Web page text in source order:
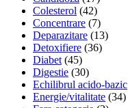
Colesterol (42)
Concentrare (7)
Deparazitare (13)
Detoxifiere (36)
Diabet (45)
Digestie (30)
Echilibrul acido-bazic
Energie/vitalitate (34)